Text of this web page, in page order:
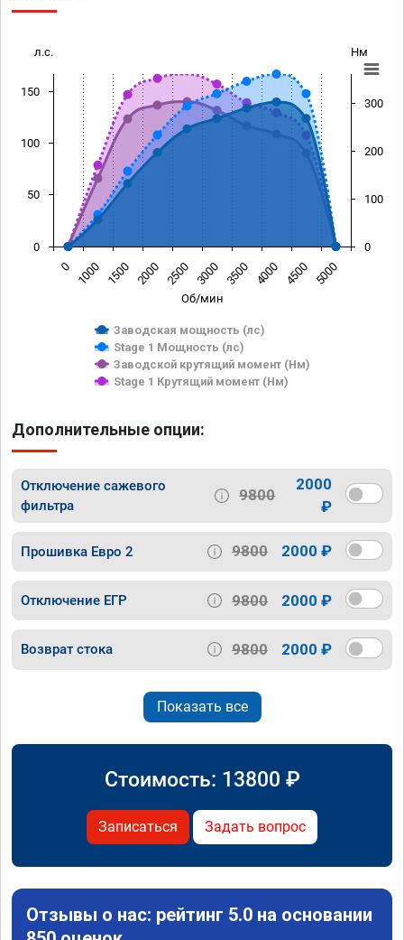
Об/мин
л.с. Нм
Заводская мощность (лс)
Stage 1 Мощность (лс)
Заводской крутящий момент (Нм)
Stage 1 Крутящий момент (Нм)
0 1000 1500 2000 2500 3000 3500 4000 4500 5000
0
50
100
150
0
100
200
300
Дополнительные опции:
Отключение сажевого
фильтра
9800
2000
₽
Прошивка Евро 2 9800 2000 ₽
Отключение ЕГР 9800 2000 ₽
Возврат стока 9800 2000 ₽
Показать все
Стоимость: 13800 ₽
Записаться Задать вопрос
Отзывы о нас: рейтинг 5.0 на основании